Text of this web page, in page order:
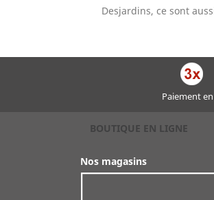
Desjardins, ce sont
Paiement
BOUTIQUE EN LIGNE
Nos magasins